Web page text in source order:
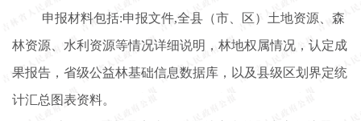
申报材料包括:申报文件,全县（市、区）土地资源、森
林资源、水利资源等情况详细说明，林地权属情况，认定成
果报告，省级公益林基础信息数据库，以及县级区划界定统
计汇总图表资料。